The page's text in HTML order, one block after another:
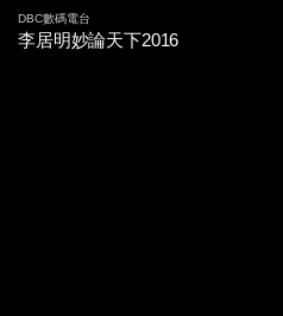
DBC數碼電台
李居明妙論天下2016